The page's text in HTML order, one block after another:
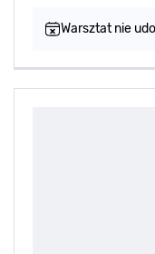
Warsztat nie